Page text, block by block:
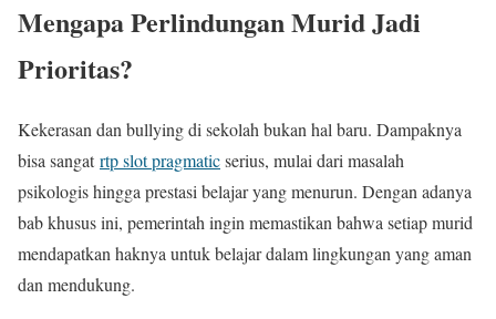
Mengapa Perlindungan Murid Jadi
Prioritas?
Kekerasan dan bullying di sekolah bukan hal baru. Dampaknya
bisa sangatrtp slot pragmaticserius, mulai dari masalah
psikologis hingga prestasi belajar yang menurun. Dengan adanya
bab khusus ini, pemerintah ingin memastikan bahwa setiap murid
mendapatkan haknya untuk belajar dalam lingkungan yang aman
dan mendukung.